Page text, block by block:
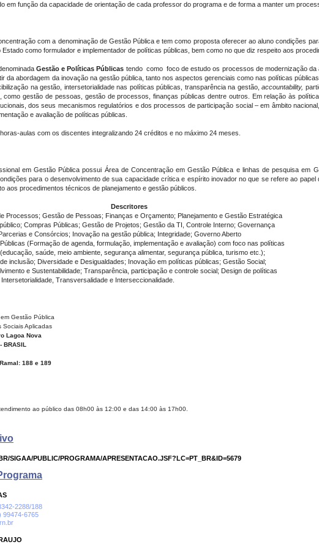
em função da capacidade de orientação de cada professor do programa e de forma a manter um
com a denominação de Gestão Pública e tem como proposta oferecer ao aluno condições
como formulador e implementador de políticas públicas, bem como no que diz respeito aos
Gestão e Políticas Públicas tendo como foco de estudo os processos de modernização da
da abordagem da inovação na gestão pública, tanto nos aspectos gerenciais como nas políticas
na gestão, intersetorialidade nas políticas públicas, transparência na gestão, accountability,
como gestão de pessoas, gestão de processos, finanças públicas dentre outros. Em relação às
dos seus mecanismos regulatórios e dos processos de participação social – em âmbito
e avaliação de políticas públicas.
aulas com os discentes integralizando 24 créditos e no máximo 24 meses.
em Gestão Pública possui Área de Concentração em Gestão Pública e linhas de pesquisa em
para o desenvolvimento de sua capacidade crítica e espírito inovador no que se refere ao papel
aos procedimentos técnicos de planejamento e gestão públicos.
Descritores
Processos; Gestão de Pessoas; Finanças e Orçamento; Planejamento e Gestão Estratégica
Compras Públicas; Gestão de Projetos; Gestão da TI, Controle Interno; Governança
e Consórcios; Inovação na gestão pública; Integridade; Governo Aberto
(Formação de agenda, formulação, implementação e avaliação) com foco nas políticas
saúde, meio ambiente, segurança alimentar, segurança pública, turismo etc.);
inclusão; Diversidade e Desigualdades; Inovação em políticas públicas; Gestão Social;
e Sustentabilidade; Transparência, participação e controle social; Design de políticas
Transversalidade e Interseccionalidade.
Gestão Pública
Sociais Aplicadas
Lagoa Nova
BRASIL
188 e 189
ao público das 08h00 às 12:00 e das 14:00 às 17h00.
SIGAA/PUBLIC/PROGRAMA/APRESENTACAO.JSF?LC=PT_BR&ID=5679
2288/188
99474-6765